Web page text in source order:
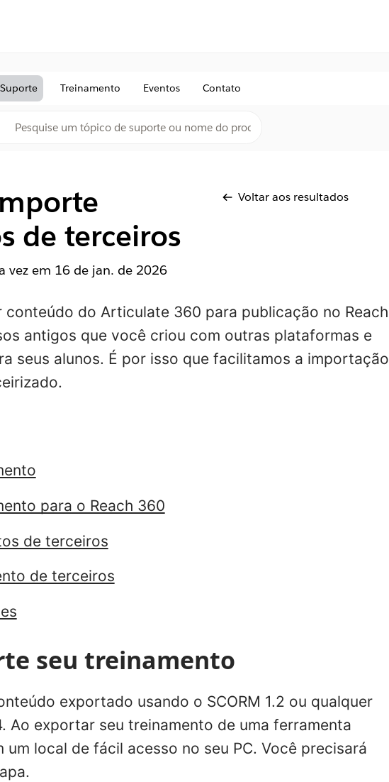
Suporte Treinamento Eventos Contato
de terceiros
Voltar aos resultados
vez em 16 de jan. de 2026
conteúdo do Articulate 360 para publicação no Reach
antigos que você criou com outras plataformas e
seus alunos. É por isso que facilitamos a importação
para o Reach 360
de terceiros
de terceiros
seu treinamento
exportado usando o SCORM 1.2 ou qualquer
Ao exportar seu treinamento de uma ferramenta
local de fácil acesso no seu PC. Você precisará